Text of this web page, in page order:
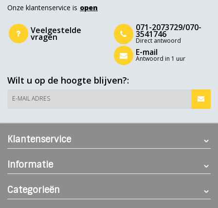
Onze klantenservice is open
Veelgestelde
vragen
071-2073729/070-
3541746
Direct antwoord
E-mail
Antwoord in 1 uur
Wilt u op de hoogte blijven?:
E-MAIL ADRES
Klantenservice
Informatie
Categorieën